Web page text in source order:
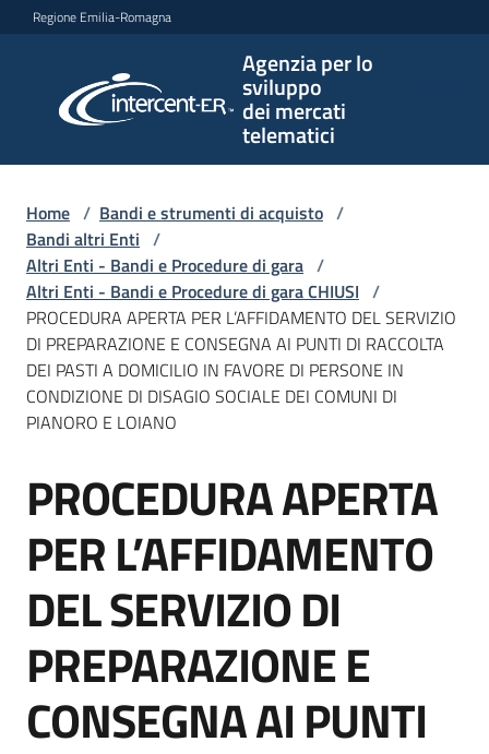
Vai al contenuto
Vai alla navigazione
Vai al footer
Regione Emilia-Romagna
Agenzia per lo
sviluppo
dei mercati
telematici
per lo
sviluppo
telematici
L'Agenzia
Bandi
e
di
acquisto
Supporto
Piattaforme
telematiche
Home / Bandi e strumenti di acquisto /
Bandi altri Enti /
Altri Enti - Bandi e Procedure di gara /
Altri Enti - Bandi e Procedure di gara CHIUSI /
PROCEDURA APERTA PER L’AFFIDAMENTO DEL SERVIZIO
DI PREPARAZIONE E CONSEGNA AI PUNTI DI RACCOLTA
DEI PASTI A DOMICILIO IN FAVORE DI PERSONE IN
CONDIZIONE DI DISAGIO SOCIALE DEI COMUNI DI
PIANORO E LOIANO
Salta al contenuto
PROCEDURA APERTA
PER L’AFFIDAMENTO
DEL SERVIZIO DI
PREPARAZIONE E
CONSEGNA AI PUNTI